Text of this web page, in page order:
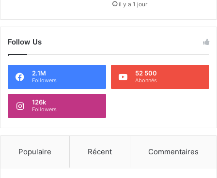
il y a 1 jour
Follow Us
2.1M
Followers
52 500
Abonnés
126k
Followers
Populaire Récent Commentaires